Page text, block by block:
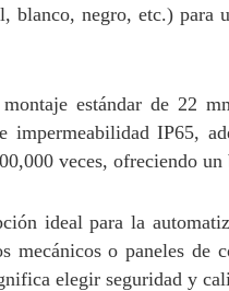
negro, etc.)
estándar de 22
IP65,
veces, ofreciendo
ideal para la
o paneles
elegir seguridad y